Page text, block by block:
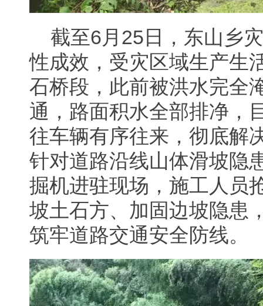
截至6月25日，东山乡
性成效，受灾区域生产生
石桥段，此前被洪水完全
通，路面积水全部排净，
往车辆有序往来，彻底解
针对道路沿线山体滑坡隐
掘机进驻现场，施工人员
坡土石方、加固边坡隐患
筑牢道路交通安全防线。